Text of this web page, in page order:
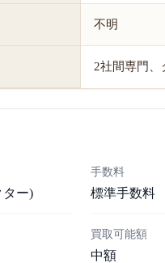
不明
2社間専門、
ター)
手数料
標準手数料
買取可能額
中額